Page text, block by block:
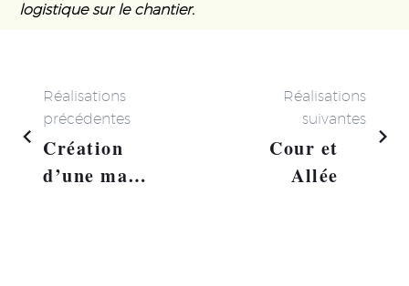
logistique sur le chantier.
Réalisations
précédentes
Création
d’une mare
Réalisations
suivantes
Cour et
Allée